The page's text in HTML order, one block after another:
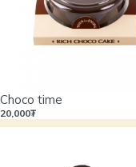
Choco time
20,000₮